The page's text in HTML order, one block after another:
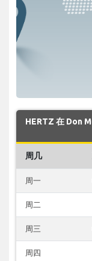
HERTZ 在 Don
周几
周一
周二
周三
周四